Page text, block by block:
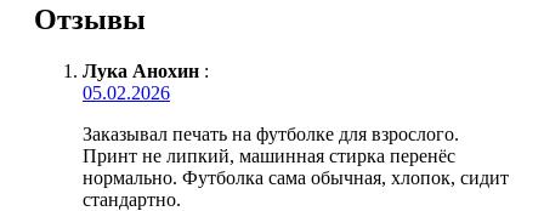
Отзывы
Лука Анохин :
05.02.2026
Заказывал печать на футболке для взрослого.
Принт не липкий, машинная стирка перенёс
нормально. Футболка сама обычная, хлопок, сидит
стандартно.